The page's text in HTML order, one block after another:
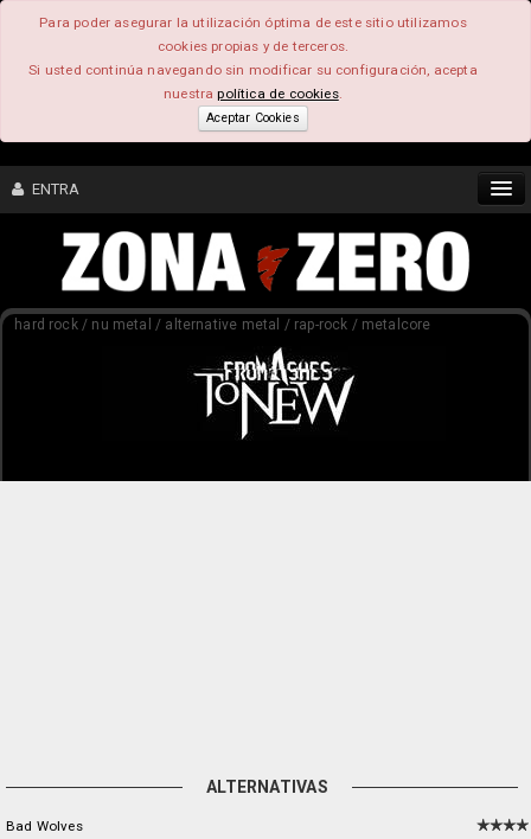
Para poder asegurar la utilización óptima de este sitio utilizamos
cookies propias y de terceros.
Si usted continúa navegando sin modificar su configuración, acepta
nuestrapolítica de cookies.
Aceptar Cookies
ENTRA
CONTENIDO
hard rock / nu metal / alternative metal / rap-rock / metalcore
ALTERNATIVAS
Bad Wolves